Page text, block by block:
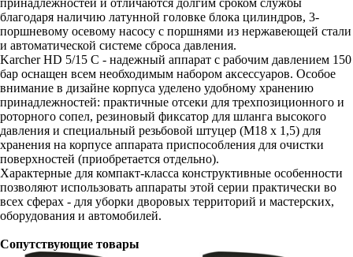
принадлежностей и отличаются долгим сроком службы
благодаря наличию латунной головке блока цилиндров, 3-
поршневому осевому насосу с поршнями из нержавеющей стали
и автоматической системе сброса давления.
Karcher HD 5/15 C - надежный аппарат с рабочим давлением 150
бар оснащен всем необходимым набором аксессуаров. Особое
внимание в дизайне корпуса уделено удобному хранению
принадлежностей: практичные отсеки для трехпозиционного и
роторного сопел, резиновый фиксатор для шланга высокого
давления и специальный резьбовой штуцер (М18 x 1,5) для
хранения на корпусе аппарата приспособления для очистки
поверхностей (приобретается отдельно).
Характерные для компакт-класса конструктивные особенности
позволяют использовать аппараты этой серии практически во
всех сферах - для уборки дворовых территорий и мастерских,
оборудования и автомобилей.
Сопутствующие товары